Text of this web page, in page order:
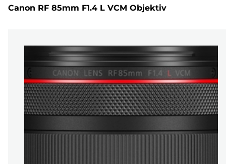
Canon RF 85mm F1.4 L VCM Objektiv